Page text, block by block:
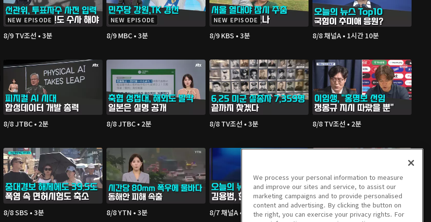
NEW EPISODE
8/9 TV조선 • 3분
NEW EPISODE
8/9 MBC • 3분
NEW EPISODE
8/9 KBS • 3분 8/8 채널A • 1시간 10분
8/8 JTBC • 2분 8/8 JTBC • 2분 8/8 TV조선 • 3분 8/8 TV조선 • 2분
8/8 SBS • 3분 8/8 YTN • 3분 8/7 채널A • 1시간 36분 8/7 채널A • 2분
We process your personal information to measure
and improve our sites and service, to assist our
marketing campaigns and to provide personalised
content and advertising. By clicking the button on
the right, you can exercise your privacy rights. For